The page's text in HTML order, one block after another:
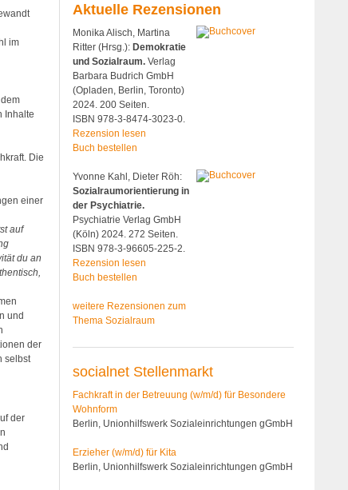
im
Inhalte
Die
einer
auf
du an
und
der
selbst
der
Aktuelle Rezensionen
Monika Alisch, Martina
Ritter (Hrsg.): Demokratie
und Sozialraum. Verlag
Barbara Budrich GmbH
(Opladen, Berlin, Toronto)
2024. 200 Seiten.
ISBN 978-3-8474-3023-0.
Rezension lesen
Buch bestellen
Yvonne Kahl, Dieter Röh:
Sozialraumorientierung in
der Psychiatrie.
Psychiatrie Verlag GmbH
(Köln) 2024. 272 Seiten.
ISBN 978-3-96605-225-2.
Rezension lesen
Buch bestellen
weitere Rezensionen zum
Thema Sozialraum
socialnet Stellenmarkt
Fachkraft in der Betreuung (w/m/d) für Besondere
Wohnform
Berlin, Unionhilfswerk Sozialeinrichtungen gGmbH
Erzieher (w/m/d) für Kita
Berlin, Unionhilfswerk Sozialeinrichtungen gGmbH